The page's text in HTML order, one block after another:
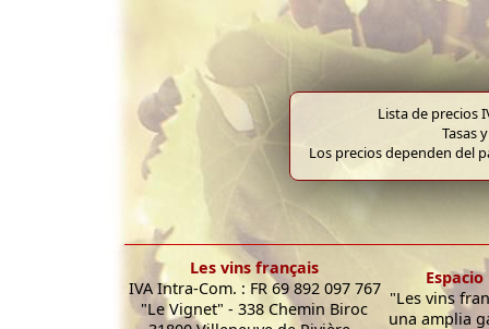
Lista de precios
Tasas
Los precios dependen del
Les vins français
IVA Intra-Com. : FR 69 892 097 767
"Le Vignet" - 338 Chemin Biroc
"Les vins
una amplia